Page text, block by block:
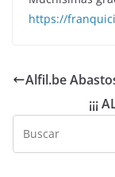
https://
Alfil.be Abastos
¡¡¡